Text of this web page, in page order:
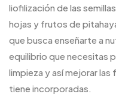
liofilización de las
hojas y frutos de
que busca enseñarte a
equilibrio que necesitas
limpieza y así mejorar
tiene incorporadas.